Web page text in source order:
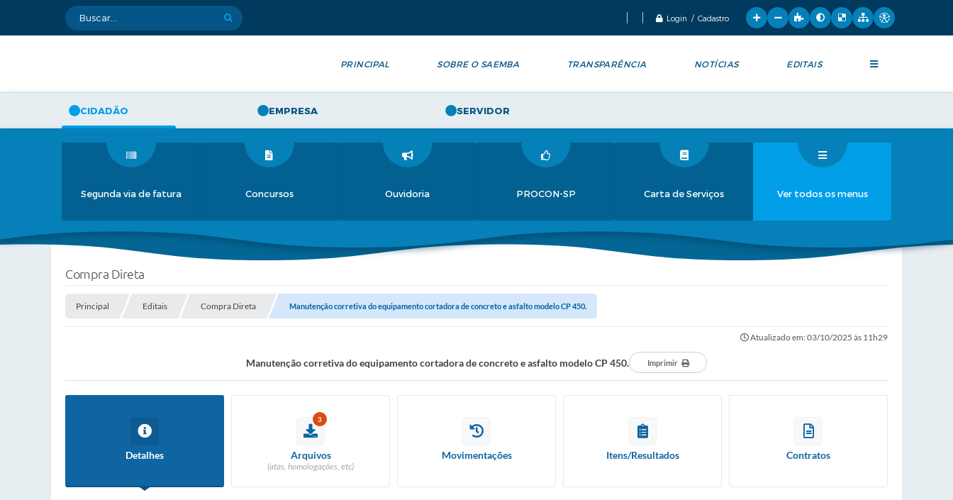
Login / Cadastro
PRINCIPAL SOBRE O SAEMBA TRANSPARÊNCIA NOTÍCIAS EDITAIS
CIDADÃO EMPRESA SERVIDOR
Segunda via de fatura Concursos Ouvidoria PROCON-SP Carta de Serviços Ver todos os menus
Compra Direta
Principal Editais Compra Direta Manutenção corretiva do equipamento cortadora de concreto e asfalto modelo CP 450.
Atualizado em: 03/10/2025 às 11h29
Manutenção corretiva do equipamento cortadora de concreto e asfalto modelo CP 450. Imprimir
Detalhes
3
Arquivos
(atas, homologações, etc)
Movimentações Itens/Resultados Contratos